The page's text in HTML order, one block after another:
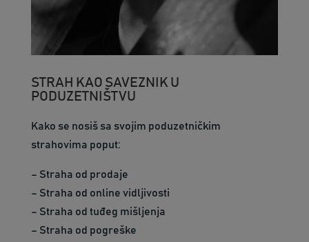
STRAH KAO SAVEZNIK U
PODUZETNIŠTVU
Kako se nosiš sa svojim poduzetničkim
strahovima poput:
– Straha od prodaje
– Straha od online vidljivosti
– Straha od tuđeg mišljenja
– Straha od pogreške